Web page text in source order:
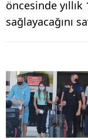
öncesinde
sağlayacağını